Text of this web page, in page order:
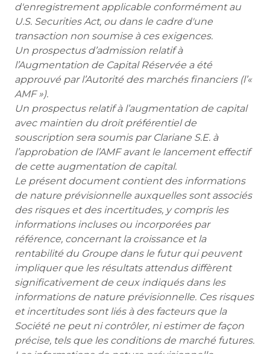
d'enregistrement applicable conformément au
U.S. Securities Act, ou dans le cadre d'une
transaction non soumise à ces exigences.
Un prospectus d’admission relatif à
l’Augmentation de Capital Réservée a été
approuvé par l’Autorité des marchés financiers (l’«
AMF »).
Un prospectus relatif à l’augmentation de capital
avec maintien du droit préférentiel de
souscription sera soumis par Clariane S.E. à
l’approbation de l’AMF avant le lancement effectif
de cette augmentation de capital.
Le présent document contient des informations
de nature prévisionnelle auxquelles sont associés
des risques et des incertitudes, y compris les
informations incluses ou incorporées par
référence, concernant la croissance et la
rentabilité du Groupe dans le futur qui peuvent
impliquer que les résultats attendus diffèrent
significativement de ceux indiqués dans les
informations de nature prévisionnelle. Ces risques
et incertitudes sont liés à des facteurs que la
Société ne peut ni contrôler, ni estimer de façon
précise, tels que les conditions de marché futures.